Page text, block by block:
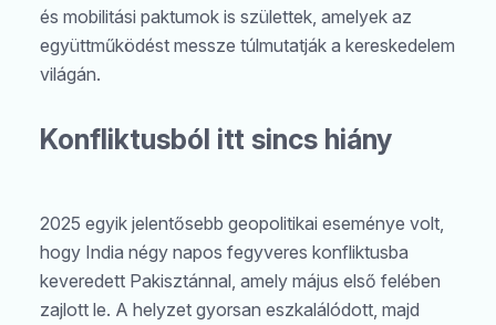
és mobilitási paktumok is születtek, amelyek az
együttműködést messze túlmutatják a kereskedelem
világán.
Konfliktusból itt sincs hiány
2025 egyik jelentősebb geopolitikai eseménye volt,
hogy India négy napos fegyveres konfliktusba
keveredett Pakisztánnal, amely május első felében
zajlott le. A helyzet gyorsan eszkalálódott, majd